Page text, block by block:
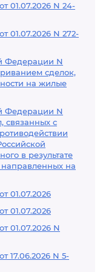
01.07.2026 N 24-
01.07.2026 N 272-
Федерации N
сделок,
на жилые
Федерации N
связанных с
в результате
на
01.07.2026
01.07.2026
01.07.2026 N
17.06.2026 N 5-